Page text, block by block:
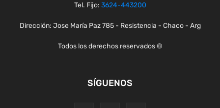
Tel. Fijo: 3624-443200
Dirección: Jose María Paz 785 - Resistencia - Chaco - Arg
Todos los derechos reservados ©
SÍGUENOS